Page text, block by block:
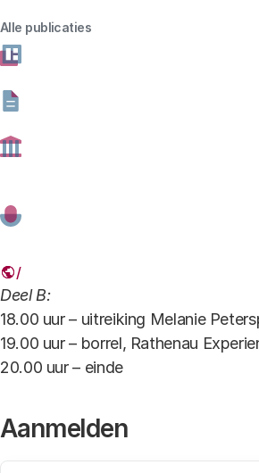
Alle publicaties
Programma
Deel A:
17.15 uur – einde symposium, pauze,
Deel B:
18.00 uur – uitreiking Melanie
19.00 uur – borrel, Rathenau
20.00 uur – einde
Aanmelden